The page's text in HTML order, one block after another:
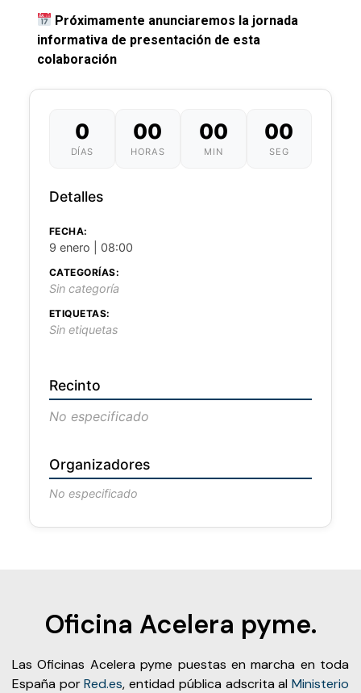
Próximamente anunciaremos la jornada
informativa de presentación de esta
colaboración
0
DÍAS
00
HORAS
00
MIN
00
SEG
Detalles
FECHA:
9 enero | 08:00
CATEGORÍAS:
Sin categoría
ETIQUETAS:
Sin etiquetas
Recinto
No especificado
Organizadores
No especificado
Oficina Acelera pyme.
Las Oficinas Acelera pyme puestas en marcha en toda
España porRed.es, entidad pública adscrita alMinisterio